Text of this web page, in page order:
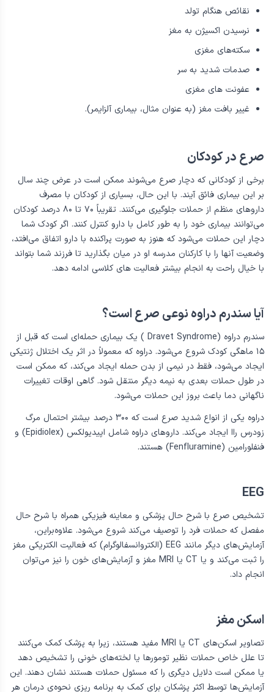
نقائص هنگام تولد
نرسیدن اکسیژن به مغز
سکته‌های مغزی
صدمات شدید به سر
عفونت های مغزی
غییر بافت مغز (به عنوان مثال، بیماری آلزایمر).
صرع در کودکان
برخی از کودکانی که دچار صرع می‌شوند ممکن است در عرض چند سال
بر این بیماری فائق آیند. با این حال، بسیاری از کودکان با مصرف
داروهای منظم از حملات جلوگیری می‌کنند. تقریباً ۷۰ تا ۸۰ درصد کودکان
می‌توانند بیماری خود را به طور کامل با دارو کنترل کنند. اگر کودک شما
دچار این حملات می‌شود که هنوز به صورت پراکنده با دارو اتفاق می‌افتد،
وضعیت آنها را با کارکنان مدرسه او در میان بگذارید تا فرزند شما بتواند
با خیال راحت به انجام بیشتر فعالیت های کلاسی ادامه دهد.
آیا سندرم دراوه نوعی صرع است؟
تبلیغ
سندرم دراوه (Dravet Syndrome ) یک بیماری حمله‌ای است که قبل از
۱۵ ماهگی کودک شروع می‌شود. دراوه که معمولاً در اثر یک اختلال ژنتیکی
ایجاد می‌شود، فقط در نیمی ‌از بدن حمله ایجاد می‌کند، که ممکن است
در طول حملات بعدی به نیمه دیگر منتقل شود. گاهی اوقات تغییرات
EEG
تشخیص صرع با شرح حال پزشکی و معاینه فیزیکی همراه با شرح حال
انجام داد.
اسکن مغز